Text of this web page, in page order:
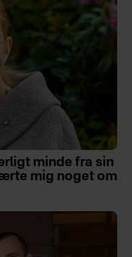
minde fra sin
mig noget om